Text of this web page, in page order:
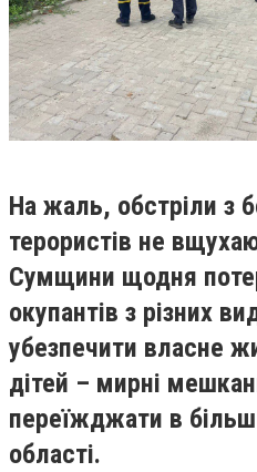
На жаль, обстріли з
терористів не
Сумщини щодня
окупантів з різних
убезпечити власне
дітей – мирні
переїжджати в більш
області.